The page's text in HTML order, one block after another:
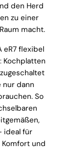
den Herd
zu einer
macht.
eR7 flexibel
Kochplatten
nur dann
So
ideal für
Komfort und